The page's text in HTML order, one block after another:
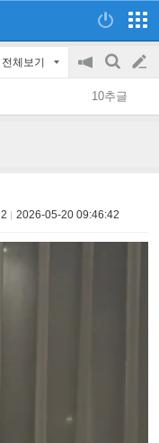
전체보기
공
지
on/off
검
색
글
쓰
10추글
2 2026-05-20 09:46:42